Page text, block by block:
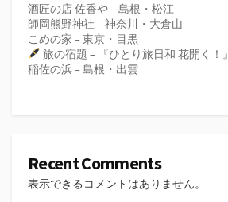
酒匠の店 佐香や – 島根・松江
師岡熊野神社 – 神奈川・大倉山
こめの家 – 東京・目黒
旅の宿題 – 『ひとり旅日和 花開く！』
稲佐の浜 – 島根・出雲
Recent Comments
表示できるコメントはありません。